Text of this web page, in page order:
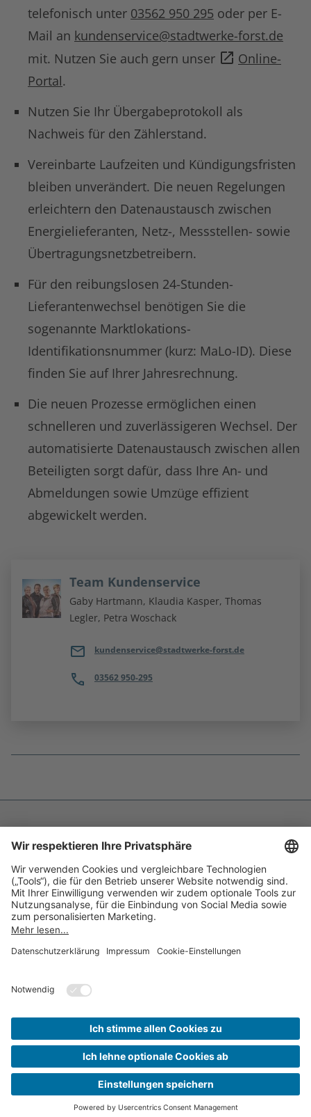
telefonisch unter 03562 950 295 oder per E-
Mail an kundenservice@stadtwerke-forst.de
mit. Nutzen Sie auch gern unser
Online-
Portal.
Nutzen Sie Ihr Übergabeprotokoll als
Nachweis für den Zählerstand.
Vereinbarte Laufzeiten und Kündigungsfristen
bleiben unverändert. Die neuen Regelungen
erleichtern den Datenaustausch zwischen
Energielieferanten, Netz-, Messstellen- sowie
Übertragungsnetzbetreibern.
Für den reibungslosen 24-Stunden-
Lieferantenwechsel benötigen Sie die
sogenannte Marktlokations-
Identifikationsnummer (kurz: MaLo-ID). Diese
finden Sie auf Ihrer Jahresrechnung.
Die neuen Prozesse ermöglichen einen
schnelleren und zuverlässigeren Wechsel. Der
automatisierte Datenaustausch zwischen allen
Beteiligten sorgt dafür, dass Ihre An- und
Abmeldungen sowie Umzüge effizient
abgewickelt werden.
Team Kundenservice
Gaby Hartmann, Klaudia Kasper, Thomas
Legler, Petra Woschack
kundenservice@stadtwerke-forst.de
03562 950-295
Datenschutz
Barrierefreiheit
Inhaltsverzeichnis
Cookie-Einstellungen
Kontakt
© 2026 Stadtwerke Forst GmbH